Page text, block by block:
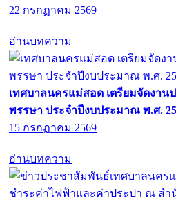
22 กรกฏาคม 2569
อ่านบทความ
เทศบาลนครแม่สอด เตรียมจัดงาน
พรรษา ประจำปีงบประมาณ พ.ศ.
15 กรกฏาคม 2569
อ่านบทความ